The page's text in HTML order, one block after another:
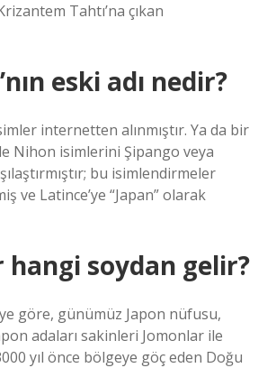
Tahtı’na çıkan
eski adı nedir?
internetten alınmıştır. Ya da bir
Nihon isimlerini Şipango veya
bu isimlendirmeler
ve Latince’ye “Japan” olarak
hangi soydan gelir?
göre, günümüz Japon nüfusu,
adaları sakinleri Jomonlar ile
yıl önce bölgeye göç eden Doğu